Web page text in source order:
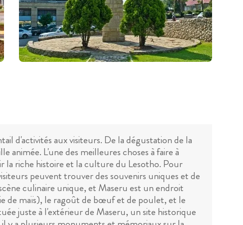
d'activités aux visiteurs. De la dégustation de la
animée. L'une des meilleures choses à faire à
la riche histoire et la culture du Lesotho. Pour
peuvent trouver des souvenirs uniques et de
culinaire unique, et Maseru est un endroit
de maïs), le ragoût de bœuf et de poulet, et le
juste à l'extérieur de Maseru, un site historique